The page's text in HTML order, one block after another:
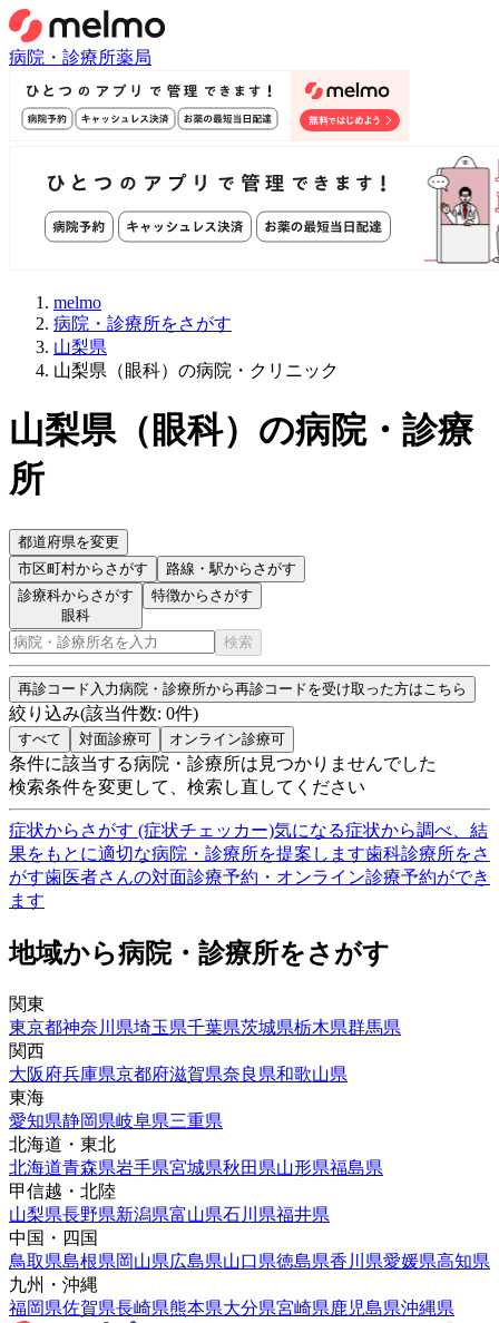
病院・診療所薬局
melmo
病院・診療所をさがす
山梨県
山梨県（眼科）の病院・クリニック
山梨県（ 眼科） の病院・診療
所
都道府県を変更
市区町村からさがす 路線・駅からさがす
診療科からさがす
眼科
特徴からさがす
検索
再診コード入力病院・診療所から再診コードを受け取った方はこちら
絞り込み(該当件数: 0件)
すべて 対面診療可 オンライン診療可
条件に該当する病院・診療所は見つかりませんでした
検索条件を変更して、検索し直してください
症状からさがす (症状チェッカー)気になる症状から調べ、結
果をもとに適切な病院・診療所を提案します歯科診療所をさ
がす歯医者さんの対面診療予約・オンライン診療予約ができ
ます
地域から病院・診療所をさがす
関東
東京都神奈川県埼玉県千葉県茨城県栃木県群馬県
関西
大阪府兵庫県京都府滋賀県奈良県和歌山県
東海
愛知県静岡県岐阜県三重県
北海道・東北
北海道青森県岩手県宮城県秋田県山形県福島県
甲信越・北陸
山梨県長野県新潟県富山県石川県福井県
中国・四国
鳥取県島根県岡山県広島県山口県徳島県香川県愛媛県高知県
九州・沖縄
福岡県佐賀県長崎県熊本県大分県宮崎県鹿児島県沖縄県